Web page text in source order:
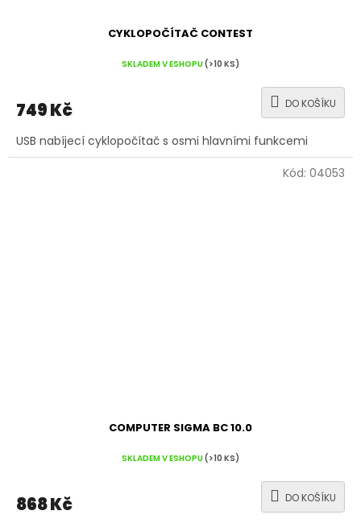
CYKLOPOČÍTAČ CONTEST
SKLADEM V ESHOPU(>10 KS)
749 Kč DO KOŠÍKU
USB nabíjecí cyklopočítač s osmi hlavními funkcemi
COMPUTER SIGMA BC 10.0
SKLADEM V ESHOPU(>10 KS)
868 Kč DO KOŠÍKU
Kód: 04053